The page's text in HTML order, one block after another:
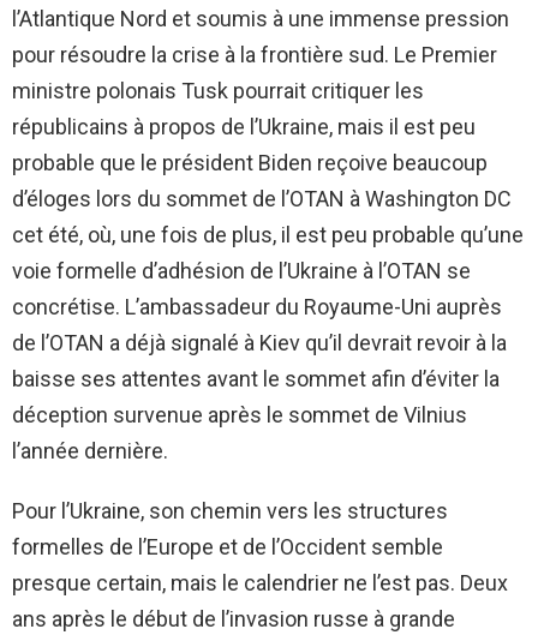
l’Atlantique Nord et soumis à une immense pression
pour résoudre la crise à la frontière sud. Le Premier
ministre polonais Tusk pourrait critiquer les
républicains à propos de l’Ukraine, mais il est peu
probable que le président Biden reçoive beaucoup
d’éloges lors du sommet de l’OTAN à Washington DC
cet été, où, une fois de plus, il est peu probable qu’une
voie formelle d’adhésion de l’Ukraine à l’OTAN se
concrétise. L’ambassadeur du Royaume-Uni auprès
de l’OTAN a déjà signalé à Kiev qu’il devrait revoir à la
baisse ses attentes avant le sommet afin d’éviter la
déception survenue après le sommet de Vilnius
l’année dernière.
Pour l’Ukraine, son chemin vers les structures
formelles de l’Europe et de l’Occident semble
presque certain, mais le calendrier ne l’est pas. Deux
ans après le début de l’invasion russe à grande